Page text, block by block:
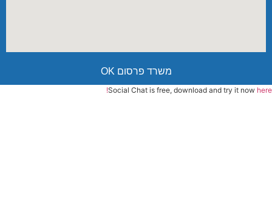
משרד פרסום OK
Social Chat is free, download and try it now here!